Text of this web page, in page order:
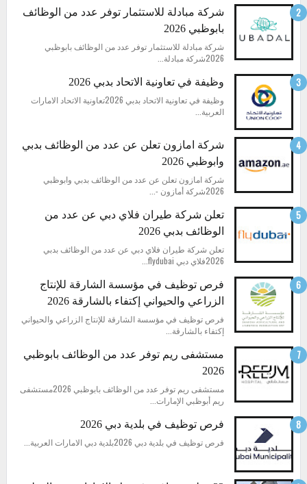
شركة مبادلة للاستثمار توفر عدد من الوظائف
بابوظبي 2026
شركة مبادلة للاستثمار توفر عدد من الوظائف بابوظبي
2026شركة مبادلة...
وظيفة في تعاونية الاتحاد بدبي 2026
وظيفة في تعاونية الاتحاد بدبي 2026تعاونية الاتحاد الامارات
العربية...
شركة امازون تعلن عن عدد من الوظائف بدبي
وابوظبي 2026
شركة امازون تعلن عن عدد من الوظائف بدبي وابوظبي
2026شركة أمازون -...
تعلن شركة طيران فلاي دبي عن عدد من
الوظائف بدبي 2026
تعلن شركة طيران فلاي دبي عن عدد من الوظائف بدبي
2026فلاي دبي flydubai...
فرص توظيف في مؤسسة الشارقة للإنتاج
الزراعي والحيواني إكتفاء بالشارقة 2026
فرص توظيف في مؤسسة الشارقة للإنتاج الزراعي والحيواني
إكتفاء بالشارقة...
مستشفى ريم توفر عدد من الوظائف بابوظبي
2026
مستشفى ريم توفر عدد من الوظائف بابوظبي 2026مستشفى
ريم أبوظبي الإمارات...
فرص توظيف في بلدية دبي 2026
فرص توظيف في بلدية دبي 2026بلدية دبي الامارات العربية...